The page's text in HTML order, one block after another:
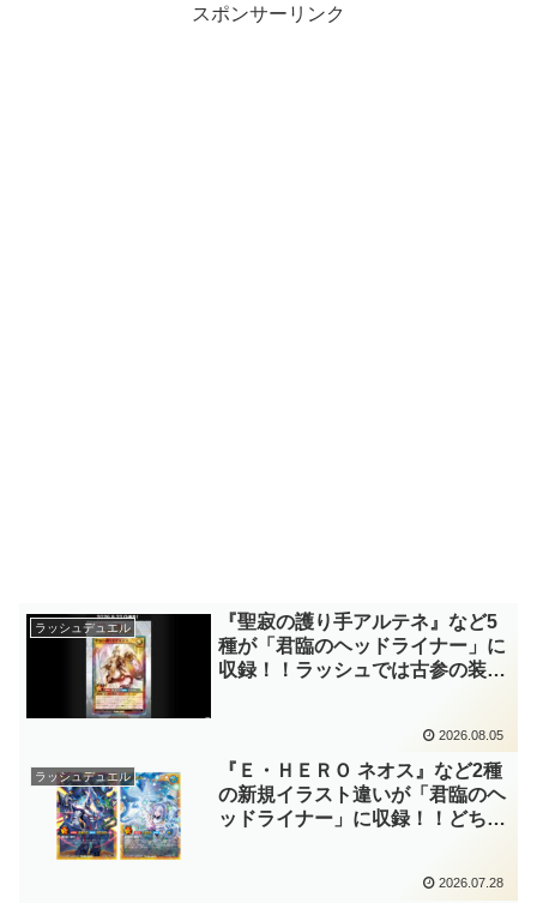
にサポートしていますね！！【遊
スポンサーリンク
ラッシュデュエル
『聖寂の護り手アルテネ』など5
種が「君臨のヘッドライナー」に
収録！！ラッシュでは古参の装備
天使族では汎用的なサポーターと
なりますね！！【遊戯王ラッシュ
デュエル】
2026.08.05
ラッシュデュエル
『Ｅ・ＨＥＲＯ ネオス』など2種
の新規イラスト違いが「君臨のヘ
ッドライナー」に収録！！どちら
女』も笑顔が新鮮で素晴らしいで
2026.07.28